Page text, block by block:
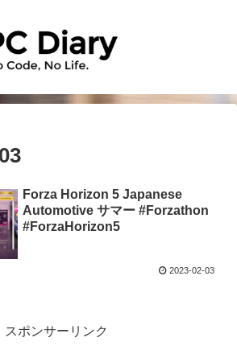
Forza Horizon 5 Japanese
Automotive サマー #Forzathon
#ForzaHorizon5
2023-02-03
スポンサーリンク